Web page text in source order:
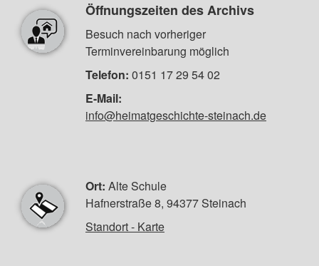
Öffnungszeiten des Archivs
Besuch nach vorheriger
Terminvereinbarung möglich
Telefon: 0151 17 29 54 02
E-Mail:
info@heimatgeschichte-steinach.de
Ort: Alte Schule
Hafnerstraße 8, 94377 Steinach
Standort - Karte